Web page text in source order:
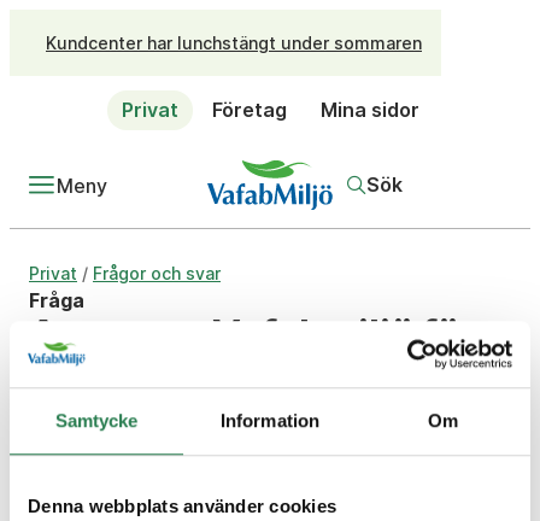
Samtycke Information Om
Denna webbplats använder cookies
Kundcenter har lunchstängt under sommaren
Privat Företag Mina sidor
Meny Sök
Privat / Frågor och svar
Fråga
Ansvarar Vafabmiljö för
alla gamla
soptippar/deponier i vår
region?
Svar